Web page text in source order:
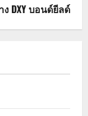
DXY บอนด์ยีลด์